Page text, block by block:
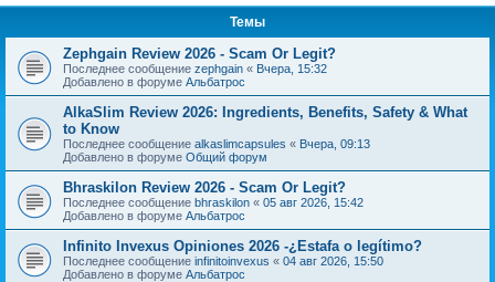
Темы
Zephgain Review 2026 - Scam Or Legit?
Последнее сообщение zephgain « Вчера, 15:32
Добавлено в форуме Альбатрос
AlkaSlim Review 2026: Ingredients, Benefits, Safety & What
to Know
Последнее сообщение alkaslimcapsules « Вчера, 09:13
Добавлено в форуме Общий форум
Bhraskilon Review 2026 - Scam Or Legit?
Последнее сообщение bhraskilon « 05 авг 2026, 15:42
Добавлено в форуме Альбатрос
Infinito Invexus Opiniones 2026 -¿Estafa o legítimo?
Последнее сообщение infinitoinvexus « 04 авг 2026, 15:50
Добавлено в форуме Альбатрос